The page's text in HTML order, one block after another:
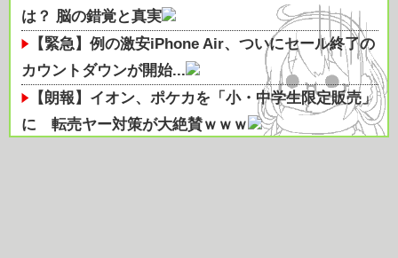
は？ 脳の錯覚と真実
【緊急】例の激安iPhone Air、ついにセール終了の
カウントダウンが開始...
【朗報】イオン、ポケカを「小・中学生限定販売」
に 転売ヤー対策が大絶賛ｗｗｗ